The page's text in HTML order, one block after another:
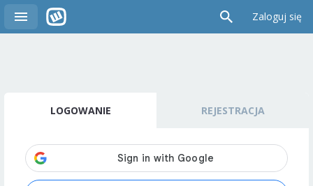
Zaloguj się
LOGOWANIE REJESTRACJA